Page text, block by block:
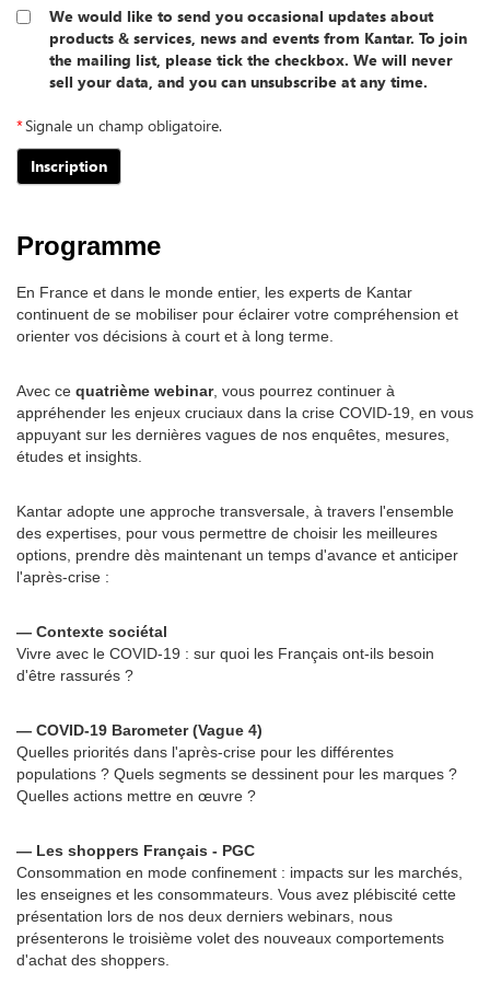
We would like to send you occasional updates about
products & services, news and events from Kantar. To join
the mailing list, please tick the checkbox. We will never
sell your data, and you can unsubscribe at any time.
*Signale un champ obligatoire.
Inscription
Programme
En France et dans le monde entier, les experts de Kantar
continuent de se mobiliser pour éclairer votre compréhension et
orienter vos décisions à court et à long terme.
Avec ce quatrième webinar, vous pourrez continuer à
appréhender les enjeux cruciaux dans la crise COVID-19, en vous
appuyant sur les dernières vagues de nos enquêtes, mesures,
études et insights.
Kantar adopte une approche transversale, à travers l'ensemble
des expertises, pour vous permettre de choisir les meilleures
options, prendre dès maintenant un temps d'avance et anticiper
l'après-crise :
— Contexte sociétal
Vivre avec le COVID-19 : sur quoi les Français ont-ils besoin
d'être rassurés ?
— COVID-19 Barometer (Vague 4)
Quelles priorités dans l'après-crise pour les différentes
populations ? Quels segments se dessinent pour les marques ?
Quelles actions mettre en œuvre ?
— Les shoppers Français - PGC
Consommation en mode confinement : impacts sur les marchés,
les enseignes et les consommateurs. Vous avez plébiscité cette
présentation lors de nos deux derniers webinars, nous
présenterons le troisième volet des nouveaux comportements
d'achat des shoppers.